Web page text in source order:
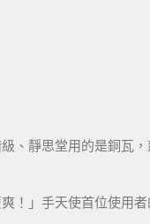
、靜思堂用的是銅瓦
爽！」手天使首位使用